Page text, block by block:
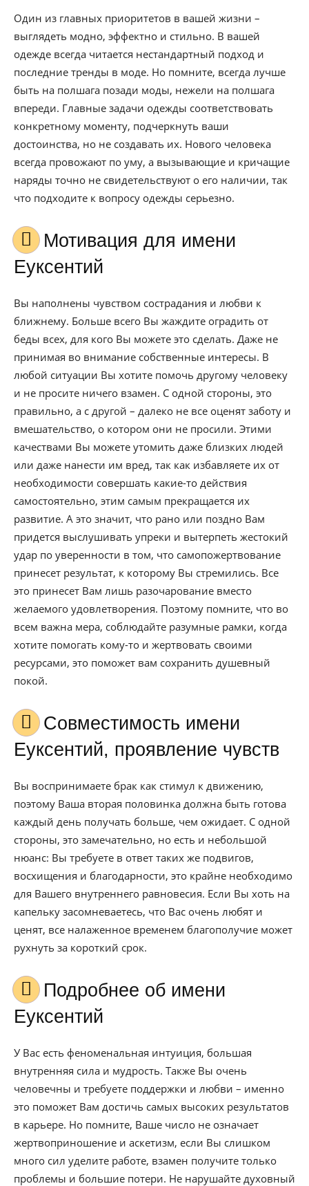
Один из главных приоритетов в вашей жизни –
выглядеть модно, эффектно и стильно. В вашей
одежде всегда читается нестандартный подход и
последние тренды в моде. Но помните, всегда лучше
быть на полшага позади моды, нежели на полшага
впереди. Главные задачи одежды соответствовать
конкретному моменту, подчеркнуть ваши
достоинства, но не создавать их. Нового человека
всегда провожают по уму, а вызывающие и кричащие
наряды точно не свидетельствуют о его наличии, так
что подходите к вопросу одежды серьезно.
Мотивация для имени
Еуксентий
Вы наполнены чувством сострадания и любви к
ближнему. Больше всего Вы жаждите оградить от
беды всех, для кого Вы можете это сделать. Даже не
принимая во внимание собственные интересы. В
любой ситуации Вы хотите помочь другому человеку
и не просите ничего взамен. С одной стороны, это
правильно, а с другой – далеко не все оценят заботу и
вмешательство, о котором они не просили. Этими
качествами Вы можете утомить даже близких людей
или даже нанести им вред, так как избавляете их от
необходимости совершать какие-то действия
самостоятельно, этим самым прекращается их
развитие. А это значит, что рано или поздно Вам
придется выслушивать упреки и вытерпеть жестокий
удар по уверенности в том, что самопожертвование
принесет результат, к которому Вы стремились. Все
это принесет Вам лишь разочарование вместо
желаемого удовлетворения. Поэтому помните, что во
всем важна мера, соблюдайте разумные рамки, когда
хотите помогать кому-то и жертвовать своими
ресурсами, это поможет вам сохранить душевный
покой.
Совместимость имени
Еуксентий, проявление чувств
Вы воспринимаете брак как стимул к движению,
поэтому Ваша вторая половинка должна быть готова
каждый день получать больше, чем ожидает. С одной
стороны, это замечательно, но есть и небольшой
нюанс: Вы требуете в ответ таких же подвигов,
восхищения и благодарности, это крайне необходимо
для Вашего внутреннего равновесия. Если Вы хоть на
капельку засомневаетесь, что Вас очень любят и
ценят, все налаженное временем благополучие может
рухнуть за короткий срок.
Подробнее об имени
Еуксентий
У Вас есть феноменальная интуиция, большая
внутренняя сила и мудрость. Также Вы очень
человечны и требуете поддержки и любви – именно
это поможет Вам достичь самых высоких результатов
в карьере. Но помните, Ваше число не означает
жертвоприношение и аскетизм, если Вы слишком
много сил уделите работе, взамен получите только
проблемы и большие потери. Не нарушайте духовный